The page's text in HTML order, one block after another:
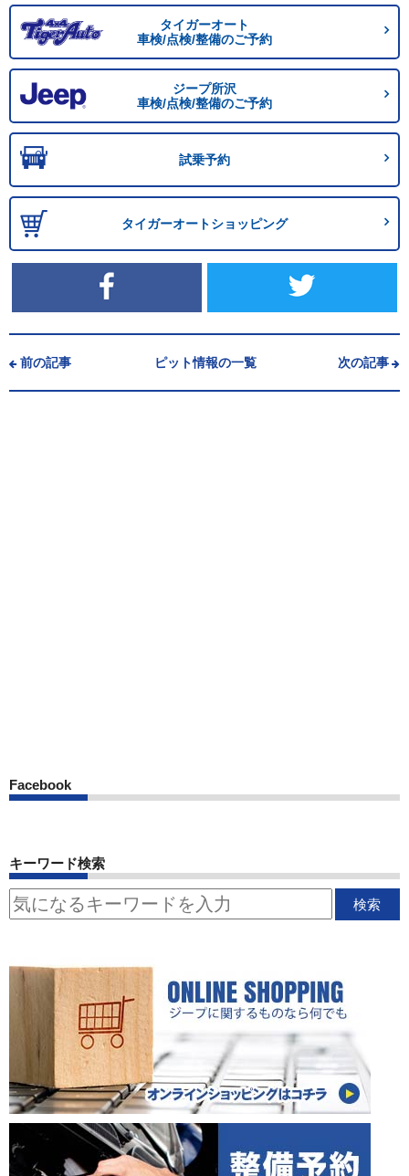
タイガーオート
車検/点検/整備のご予約
ジープ所沢
車検/点検/整備のご予約
試乗予約
タイガーオートショッピング
前の記事 ピット情報の一覧 次の記事
Facebook
キーワード検索